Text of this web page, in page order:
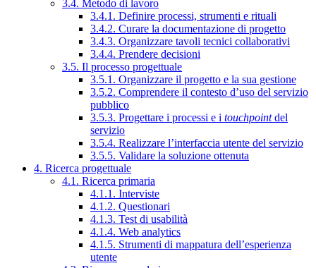
3.4. Metodo di lavoro
3.4.1. Definire processi, strumenti e rituali
3.4.2. Curare la documentazione di progetto
3.4.3. Organizzare tavoli tecnici collaborativi
3.4.4. Prendere decisioni
3.5. Il processo progettuale
3.5.1. Organizzare il progetto e la sua gestione
3.5.2. Comprendere il contesto d’uso del servizio
pubblico
3.5.3. Progettare i processi e i touchpointdel
servizio
3.5.4. Realizzare l’interfaccia utente del servizio
3.5.5. Validare la soluzione ottenuta
4. Ricerca progettuale
4.1. Ricerca primaria
4.1.1. Interviste
4.1.2. Questionari
4.1.3. Test di usabilità
4.1.4. Web analytics
4.1.5. Strumenti di mappatura dell’esperienza
utente